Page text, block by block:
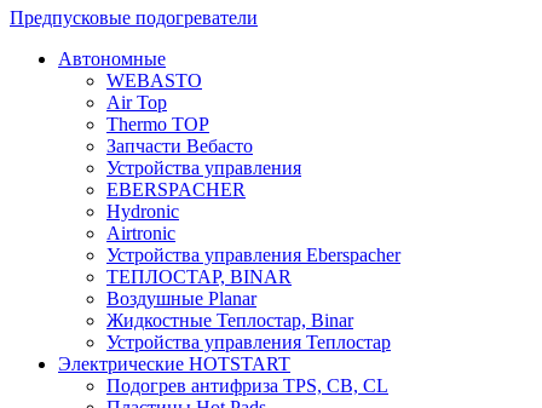
Предпусковые подогреватели
Автономные
WEBASTO
Air Top
Thermo TOP
Запчасти Вебасто
Устройства управления
EBERSPACHER
Hydronic
Airtronic
Устройства управления Eberspacher
ТЕПЛОСТАР, BINAR
Воздушные Planar
Жидкостные Теплостар, Binar
Устройства управления Теплостар
Электрические HOTSTART
Подогрев антифриза TPS, CB, CL